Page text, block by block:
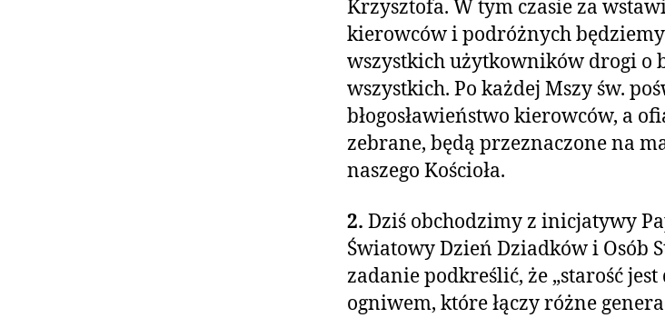
Krzysztofa. W tym czasie za
kierowców i podróżnych
wszystkich użytkowników drogi o
wszystkich. Po każdej Mszy św.
błogosławieństwo kierowców, a
zebrane, będą przeznaczone na
naszego Kościoła.
2. Dziś obchodzimy z inicjatywy
Światowy Dzień Dziadków i Osób
zadanie podkreślić, że „starość
ogniwem, które łączy różne